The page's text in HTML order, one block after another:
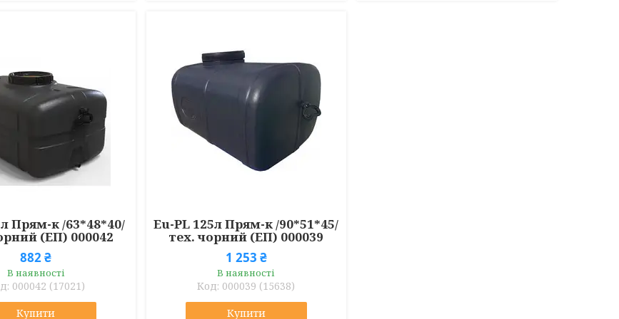
Прям-к /63*48*40/
(ЕП) 000042
882 ₴
В наявності
000042 (17021)
Купити
Eu-PL 125л Прям-к /90*51*45/
тех. чорний (ЕП) 000039
1 253 ₴
В наявності
000039 (15638)
Купити